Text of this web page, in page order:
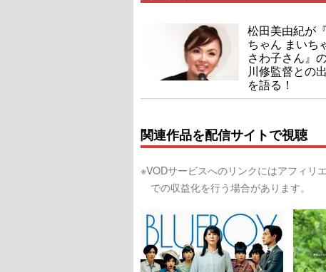
松田美由紀が
ちゃん まいち
さわ子さん』
川修監督との
を語る！
関連作品を配信サイトで視聴
※VODサービスへのリンクにはアフィリ
での収益化を行う場合があります。